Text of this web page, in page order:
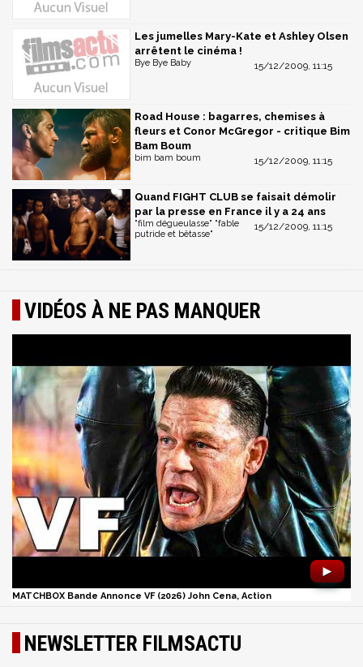
Les jumelles Mary-Kate et Ashley Olsen
arrêtent le cinéma !
15/12/2009, 11:15
Bye Bye Baby
Road House : bagarres, chemises à
fleurs et Conor McGregor - critique Bim
Bam Boum
15/12/2009, 11:15
bim bam boum
Quand FIGHT CLUB se faisait démolir
par la presse en France il y a 24 ans
15/12/2009, 11:15
"film dégueulasse" "fable
putride et bêtasse"
VIDÉOS À NE PAS MANQUER
►
MATCHBOX Bande Annonce VF (2026) John Cena, Action
NEWSLETTER FILMSACTU